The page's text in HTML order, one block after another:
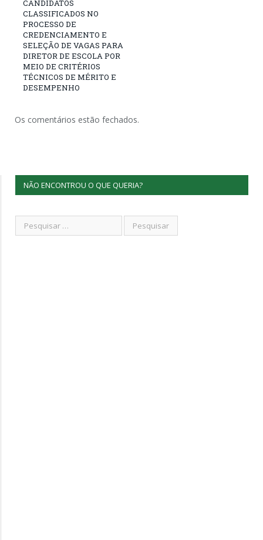
CANDIDATOS
CLASSIFICADOS NO
PROCESSO DE
CREDENCIAMENTO E
SELEÇÃO DE VAGAS PARA
DIRETOR DE ESCOLA POR
MEIO DE CRITÉRIOS
TÉCNICOS DE MÉRITO E
DESEMPENHO
Os comentários estão fechados.
NÃO ENCONTROU O QUE QUERIA?